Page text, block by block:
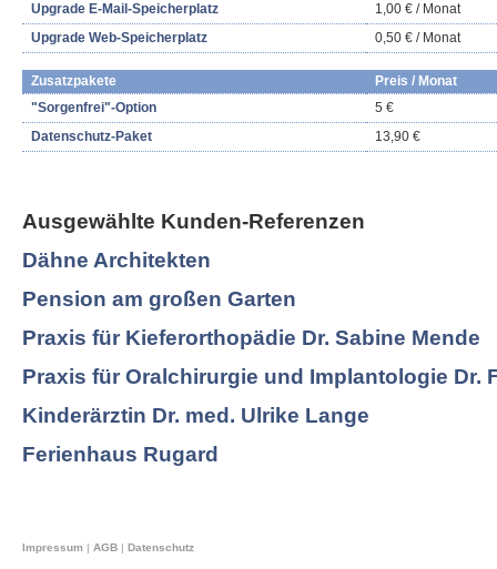
Upgrade E-Mail-Speicherplatz
1,00 € / Monat
Upgrade Web-Speicherplatz
0,50 € / Monat
Zusatzpakete
Preis / Monat
"Sorgenfrei"-Option
5 €
Datenschutz-Paket
13,90 €
Ausgewählte Kunden-Referenzen
Dähne Architekten
Pension am großen Garten
Praxis für Kieferorthopädie Dr. Sabine Mende
Praxis für Oralchirurgie und Implantologie Dr.
Kinderärztin Dr. med. Ulrike Lange
Ferienhaus Rugard
Impressum | AGB | Datenschutz